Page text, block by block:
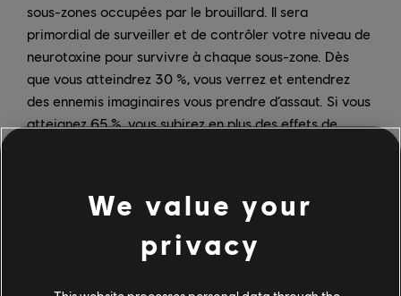
sous-zones occupées par le brouillard. Il sera
primordial de surveiller et de contrôler votre niveau de
neurotoxine pour survivre à chaque sous-zone. Dès
que vous atteindrez 30 %, vous verrez et entendrez
des ennemis imaginaires vous prendre d’assaut. Si vous
atteignez 65 %, vous subirez en plus des effets de
disparaître lentement. Pour réduire votre niveau de
neurotoxine, recherchez les lieux sûrs sur la carte, des
pièces qui n’ont pas été envahies par le brouillard et
We value your
privacy